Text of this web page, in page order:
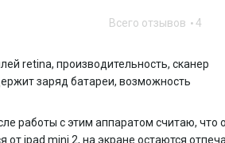
Всего отзывов 4
retina, производительность, сканер
заряд батареи, возможность
работы с этим аппаратом считаю, что
от ipad mini 2, на экране остаются